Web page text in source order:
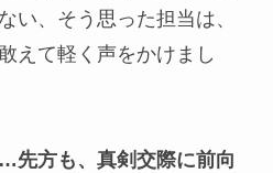
い、そう思った担当は、
えて軽く声をかけまし
先方も、真剣交際に前向